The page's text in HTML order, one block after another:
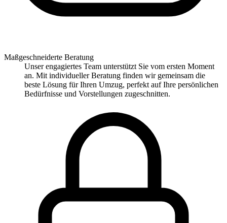
Maßgeschneiderte Beratung
Unser engagiertes Team unterstützt Sie vom ersten Moment
an. Mit individueller Beratung finden wir gemeinsam die
beste Lösung für Ihren Umzug, perfekt auf Ihre persönlichen
Bedürfnisse und Vorstellungen zugeschnitten.